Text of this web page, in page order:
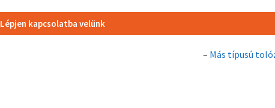
Lépjen kapcsolatba velünk
– Más típusú